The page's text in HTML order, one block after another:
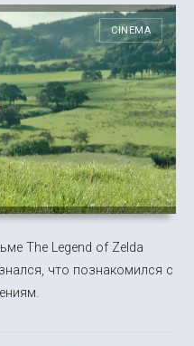
CINEMA
The Legend of Zelda
что познакомился с